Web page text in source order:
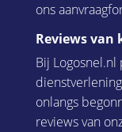
ons
Reviews van
Bij
onlangs
reviews van